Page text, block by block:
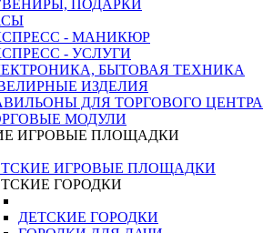
ПОДАРКИ
- МАНИКЮР
- УСЛУГИ
БЫТОВАЯ ТЕХНИКА
ИЗДЕЛИЯ
ДЛЯ ТОРГОВОГО ЦЕНТРА
МОДУЛИ
ИГРОВЫЕ ПЛОЩАДКИ
ИГРОВЫЕ ПЛОЩАДКИ
ГОРОДКИ
ДЕТСКИЕ ГОРОДКИ